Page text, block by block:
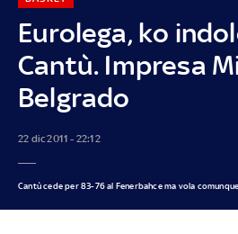
Eurolega, ko
Cantù. Impresa
Belgrado
22 dic 2011 - 22:12
Cantù cede per 83-76 al Fenerbahce ma vola